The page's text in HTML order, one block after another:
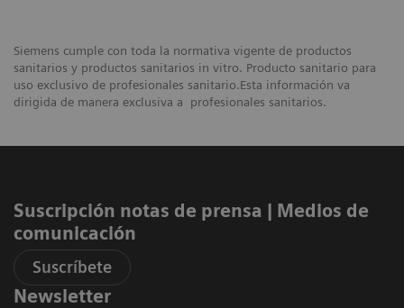
Siemens cumple con toda la normativa vigente de productos
sanitarios y productos sanitarios in vitro. Producto sanitario para
uso exclusivo de profesionales sanitario.Esta información va
dirigida de manera exclusiva a profesionales sanitarios.
Suscripción notas de prensa ​| Medios de
comunicación
Suscríbete
Newsletter